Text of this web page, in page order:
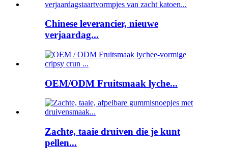
Chinese leverancier, nieuwe
verjaardag...
OEM/ODM Fruitsmaak lyche...
Zachte, taaie druiven die je kunt
pellen...